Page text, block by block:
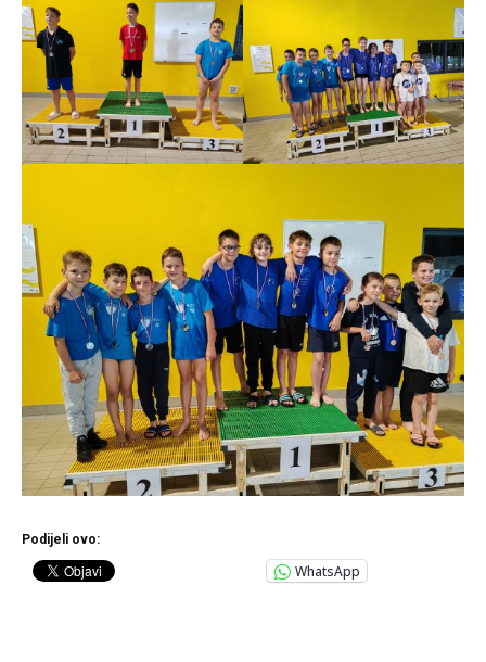
Podijeli ovo:
WhatsApp